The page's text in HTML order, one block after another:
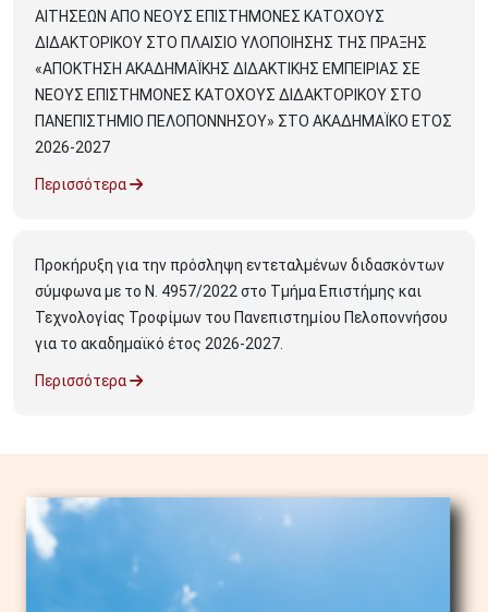
ΑΙΤΗΣΕΩΝ ΑΠΟ ΝΕΟΥΣ ΕΠΙΣΤΗΜΟΝΕΣ ΚΑΤΟΧΟΥΣ
ΔΙΔΑΚΤΟΡΙΚΟΥ ΣΤΟ ΠΛΑΙΣΙΟ ΥΛΟΠΟΙΗΣΗΣ ΤΗΣ ΠΡΑΞΗΣ
«ΑΠΟΚΤΗΣΗ ΑΚΑΔΗΜΑΪΚΗΣ ΔΙΔΑΚΤΙΚΗΣ ΕΜΠΕΙΡΙΑΣ ΣΕ
ΝΕΟΥΣ ΕΠΙΣΤΗΜΟΝΕΣ ΚΑΤΟΧΟΥΣ ΔΙΔΑΚΤΟΡΙΚΟΥ ΣΤΟ
ΠΑΝΕΠΙΣΤΗΜΙΟ ΠΕΛΟΠΟΝΝΗΣΟΥ» ΣΤΟ ΑΚΑΔΗΜΑΪΚΟ ΕΤΟΣ
2026-2027
Περισσότερα
Προκήρυξη για την πρόσληψη εντεταλμένων διδασκόντων
σύμφωνα με το Ν. 4957/2022 στο Τμήμα Επιστήμης και
Τεχνολογίας Τροφίμων του Πανεπιστημίου Πελοποννήσου
για το ακαδημαϊκό έτος 2026-2027.
Περισσότερα
Image